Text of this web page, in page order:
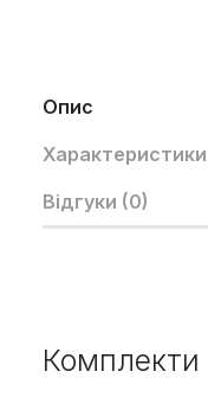
Опис
Характеристики
Відгуки (0)